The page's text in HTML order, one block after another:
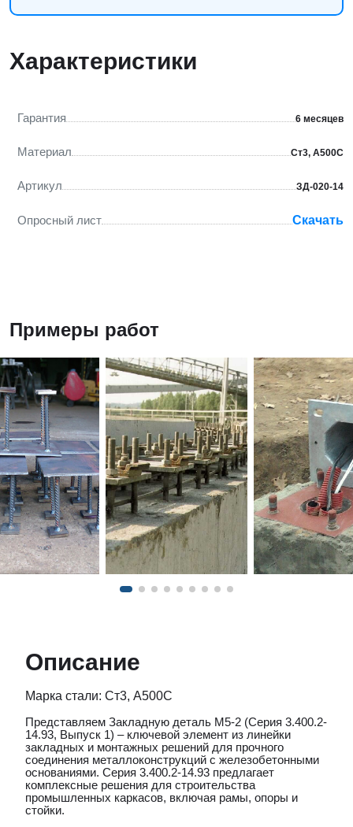
Характеристики
Гарантия 6 месяцев
Материал Ст3, А500С
Артикул ЗД-020-14
Опросный лист Скачать
Примеры работ
Описание
Марка стали: Ст3, А500С
Представляем Закладную деталь М5-2 (Серия 3.400.2-
14.93, Выпуск 1) – ключевой элемент из линейки
закладных и монтажных решений для прочного
соединения металлоконструкций с железобетонными
основаниями. Серия 3.400.2-14.93 предлагает
комплексные решения для строительства
промышленных каркасов, включая рамы, опоры и
стойки.